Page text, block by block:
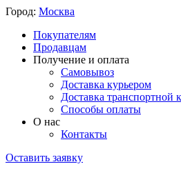
Город: Москва
Покупателям
Продавцам
Получение и оплата
Самовывоз
Доставка курьером
Доставка транспортной
Способы оплаты
О нас
Контакты
Оставить заявку